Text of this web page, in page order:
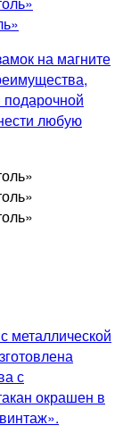
на магните
подарочной
любую
металлической
с
окрашен в